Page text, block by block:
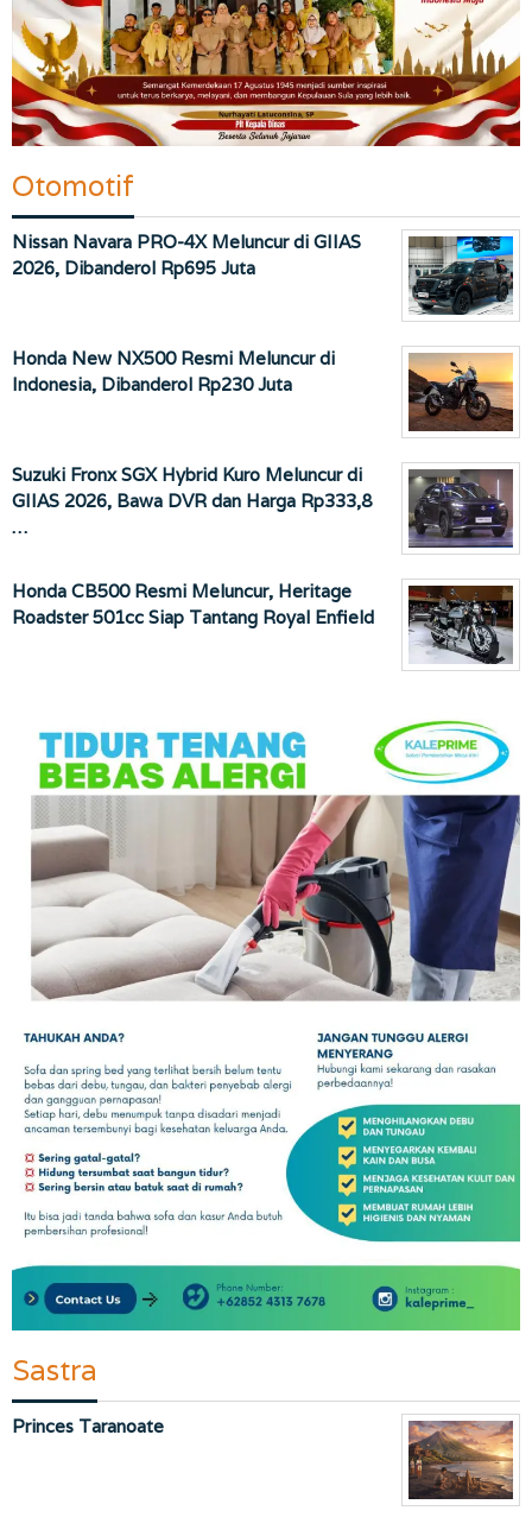
Otomotif
Nissan Navara PRO-4X Meluncur di GIIAS
2026, Dibanderol Rp695 Juta
Honda New NX500 Resmi Meluncur di
Indonesia, Dibanderol Rp230 Juta
Suzuki Fronx SGX Hybrid Kuro Meluncur di
GIIAS 2026, Bawa DVR dan Harga Rp333,8
…
Honda CB500 Resmi Meluncur, Heritage
Roadster 501cc Siap Tantang Royal Enfield
Sastra
Princes Taranoate